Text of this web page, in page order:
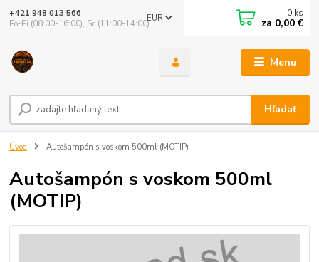
Menu
EUR
Hľadať
+421 948 013 566
Po-Pi (08:00-16:00), So (11:00-14:00)
0 ks
za 0,00 €
Úvod Autošampón s voskom 500ml (MOTIP)
Autošampón s voskom 500ml
(MOTIP)